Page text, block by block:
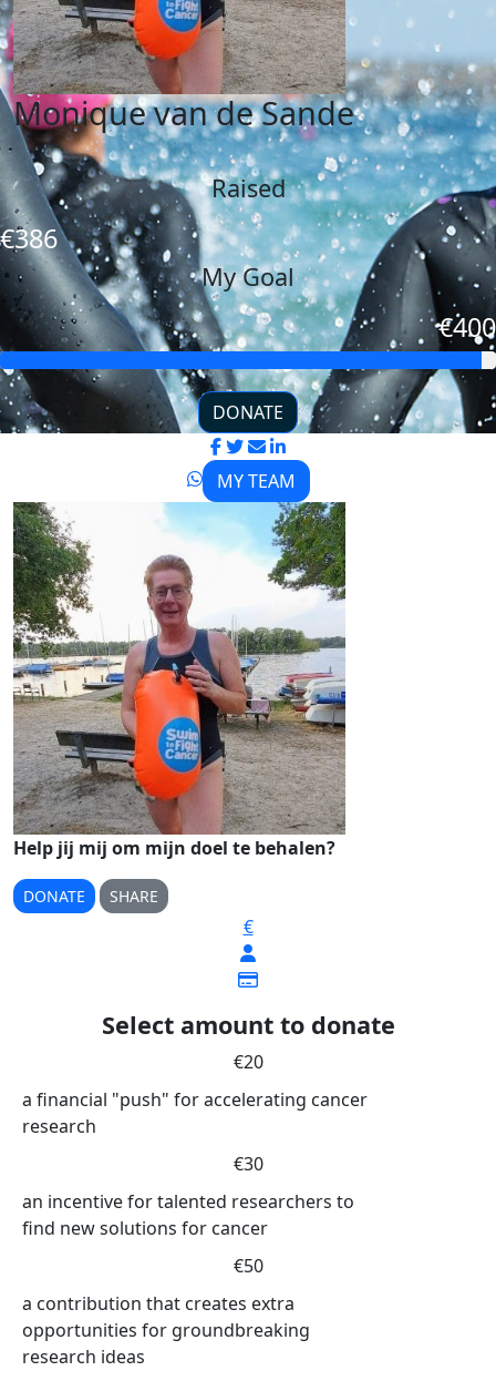
Monique van de Sande
Raised
€386
My Goal
€400
DONATE
MY TEAM
Help jij mij om mijn doel te behalen?
DONATE SHARE
€
Select amount to donate
€20
a financial "push" for accelerating cancer
research
€30
an incentive for talented researchers to
find new solutions for cancer
€50
a contribution that creates extra
opportunities for groundbreaking
research ideas